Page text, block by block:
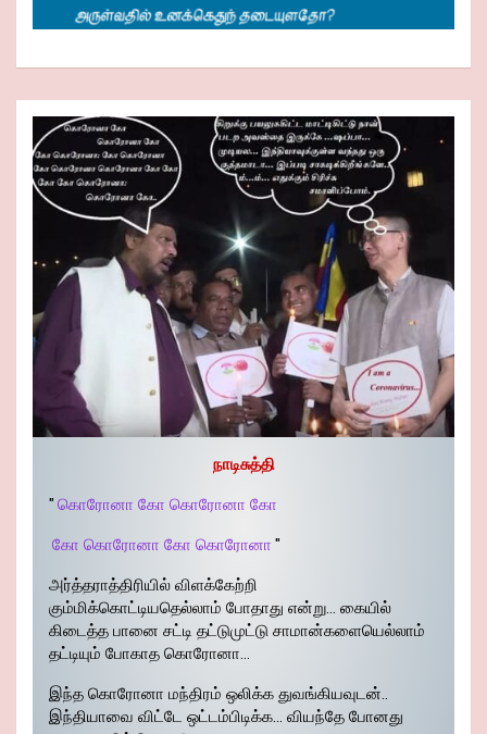
நாடிசுத்தி
" கொரோனா கோ கொரோனா கோ
கோ கொரோனா கோ கொரோனா "
அர்த்தராத்திரியில் விளக்கேற்றி
கும்மிக்கொட்டியதெல்லாம் போதாது என்று… கையில்
கிடைத்த பானை சட்டி தட்டுமுட்டு சாமான்களையெல்லாம்
தட்டியும் போகாத கொரோனா…
இந்த கொரோனா மந்திரம் ஒலிக்க துவங்கியவுடன்..
இந்தியாவை விட்டே ஒட்டம்பிடிக்க… வியந்தே போனது